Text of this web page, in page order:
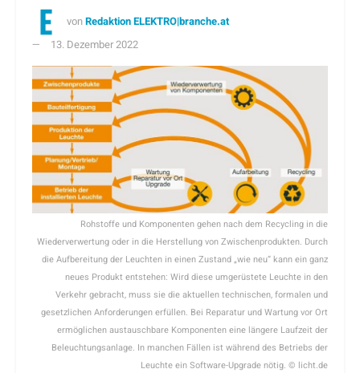
vonRedaktion ELEKTRO|branche.at
13. Dezember 2022
Rohstoffe und Komponenten gehen nach dem Recycling in die
Wiederverwertung oder in die Herstellung von Zwischenprodukten. Durch
die Aufbereitung der Leuchten in einen Zustand „wie neu“ kann ein ganz
neues Produkt entstehen: Wird diese umgerüstete Leuchte in den
Verkehr gebracht, muss sie die aktuellen technischen, formalen und
gesetzlichen Anforderungen erfüllen. Bei Reparatur und Wartung vor Ort
ermöglichen austauschbare Komponenten eine längere Laufzeit der
Beleuchtungsanlage. In manchen Fällen ist während des Betriebs der
Leuchte ein Software-Upgrade nötig. © licht.de